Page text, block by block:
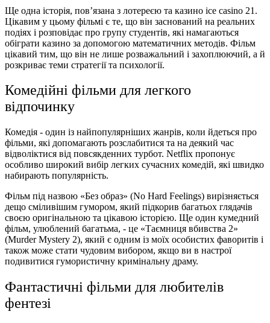
Ще одна історія, пов’язана з лотереєю та казино ice casino 21.
Цікавим у цьому фільмі є те, що він заснований на реальних
подіях і розповідає про групу студентів, які намагаються
обіграти казино за допомогою математичних методів. Фільм
цікавий тим, що він не лише розважальний і захоплюючий, а й
розкриває теми стратегії та психології.
Комедійні фільми для легкого
відпочинку
Комедія - один із найпопулярніших жанрів, коли йдеться про
фільми, які допомагають розслабитися та на деякий час
відволіктися від повсякденних турбот. Netflix пропонує
особливо широкий вибір легких сучасних комедій, які швидко
набирають популярність.
Фільм під назвою «Без образ» (No Hard Feelings) вирізняється
дещо сміливішим гумором, який підкорив багатьох глядачів
своєю оригінальною та цікавою історією. Ще один кумедний
фільм, улюблений багатьма, - це «Таємниця вбивства 2»
(Murder Mystery 2), який є одним із моїх особистих фаворитів і
також може стати чудовим вибором, якщо ви в настрої
подивитися гумористичну кримінальну драму.
Фантастичні фільми для любителів
фентезі